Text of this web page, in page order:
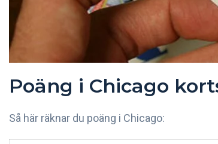
Poäng i Chicago
Så här räknar du poäng i Chicago: